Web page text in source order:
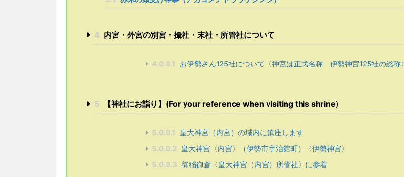
4 内宮・外宮の別宮・攝社・末社・所管社について
4.0.0.1 お伊勢さん125社について〈神宮は正式名称 伊勢神宮125社の総称〉
5 【神社にお詣り】(For your reference when visiting this shrine)
5.0.0.1
皇大神宮（内宮）の域内に鎮座します
5.0.0.2 皇大神宮〈内宮〉（伊勢市宇治館町）〈伊勢神宮〉
5.0.0.3 御稲御倉〈皇大神宮（内宮）所管社〉に参着